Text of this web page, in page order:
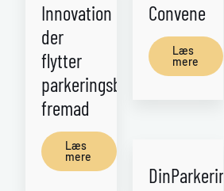
Innovation
der
flytter
parkeringsbranchen
fremad
Læs
mere
Convene
Læs
mere
DinParkering